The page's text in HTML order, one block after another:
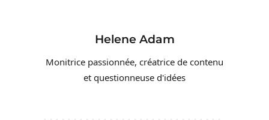
Helene Adam
Monitrice passionnée, créatrice de contenu
et questionneuse d'idées